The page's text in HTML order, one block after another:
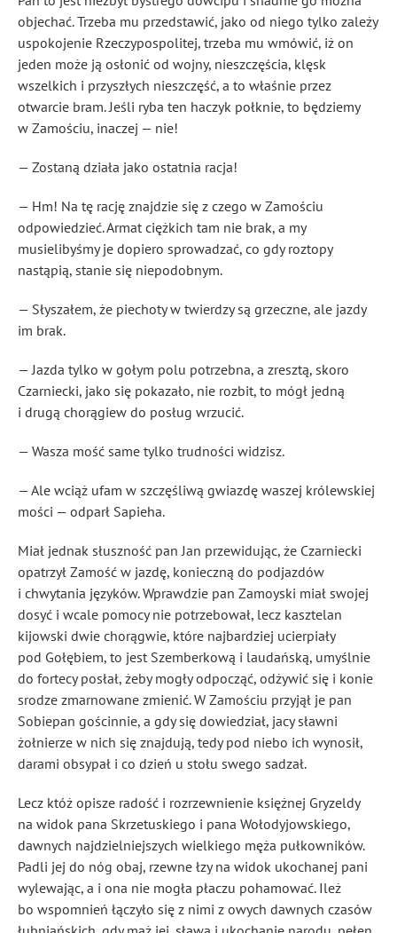
objechać. Trzeba mu przedstawić, jako od niego tylko zależy
uspokojenie Rzeczypospolitej, trzeba mu wmówić, iż on
jeden może ją osłonić od wojny, nieszczęścia, klęsk
wszelkich i przyszłych nieszczęść, a to właśnie przez
otwarcie bram. Jeśli ryba ten haczyk połknie, to będziemy
w Zamościu, inaczej — nie!
— Zostaną działa jako ostatnia racja!
— Hm! Na tę rację znajdzie się z czego w Zamościu
odpowiedzieć. Armat ciężkich tam nie brak, a my
musielibyśmy je dopiero sprowadzać, co gdy roztopy
nastąpią, stanie się niepodobnym.
— Słyszałem, że piechoty w twierdzy są grzeczne, ale jazdy
im brak.
— Jazda tylko w gołym polu potrzebna, a zresztą, skoro
Czarniecki, jako się pokazało, nie rozbit, to mógł jedną
i drugą chorągiew do posług wrzucić.
— Wasza mość same tylko trudności widzisz.
— Ale wciąż ufam w szczęśliwą gwiazdę waszej królewskiej
mości — odparł Sapieha.
Miał jednak słuszność pan Jan przewidując, że Czarniecki
opatrzył Zamość w jazdę, konieczną do podjazdów
i chwytania języków. Wprawdzie pan Zamoyski miał swojej
dosyć i wcale pomocy nie potrzebował, lecz kasztelan
kijowski dwie chorągwie, które najbardziej ucierpiały
pod Gołębiem, to jest Szemberkową i laudańską, umyślnie
do fortecy posłał, żeby mogły odpocząć, odżywić się i konie
srodze zmarnowane zmienić. W Zamościu przyjął je pan
Sobiepan gościnnie, a gdy się dowiedział, jacy sławni
żołnierze w nich się znajdują, tedy pod niebo ich wynosił,
darami obsypał i co dzień u stołu swego sadzał.
Lecz któż opisze radość i rozrzewnienie księżnej Gryzeldy
na widok pana Skrzetuskiego i pana Wołodyjowskiego,
dawnych najdzielniejszych wielkiego męża pułkowników.
Padli jej do nóg obaj, rzewne łzy na widok ukochanej pani
wylewając, a i ona nie mogła płaczu pohamować. Ileż
bo wspomnień łączyło się z nimi z owych dawnych czasów